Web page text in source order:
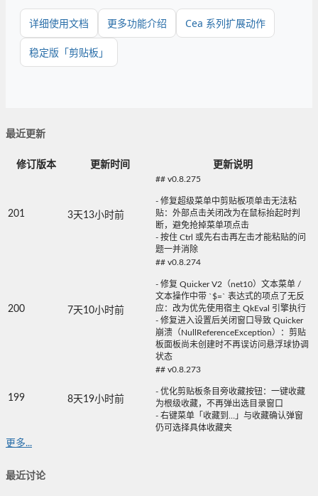
详细使用文档 更多功能介绍 Cea 系列扩展动作
稳定版「剪贴板」
最近更新
修订版本 更新时间 更新说明
201 3天13小时前
## v0.8.275
- 修复超级菜单中剪贴板项单击无法粘
贴：外部点击关闭改为在鼠标抬起时判
断，避免抢掉菜单项点击
- 按住 Ctrl 或先右击再左击才能粘贴的问
题一并消除
200 7天10小时前
## v0.8.274
- 修复 Quicker V2（net10）文本菜单 /
文本操作中带 `$=` 表达式的项点了无反
应：改为优先使用宿主 QkEval 引擎执行
- 修复进入设置后关闭窗口导致 Quicker
崩溃（NullReferenceException）：剪贴
板面板尚未创建时不再误访问悬浮球协调
状态
199 8天19小时前
## v0.8.273
- 优化剪贴板条目旁收藏按钮：一键收藏
为根级收藏，不再弹出选目录窗口
- 右键菜单「收藏到…」与收藏确认弹窗
仍可选择具体收藏夹
更多...
最近讨论